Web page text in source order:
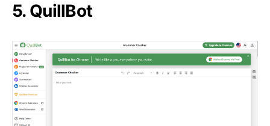
5. QuillBot